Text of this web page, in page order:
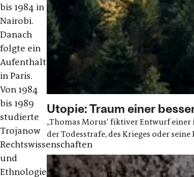
bis 1984 in
Nairobi.
Danach
folgte ein
Aufenthalt
in Paris.
Von 1984
bis 1989
studierte
Trojanow
Rechtswissenschaften
und
Ethnologie
Utopie: Traum einer
„Thomas Morus‘ fiktiver Entwurf
der Todesstrafe, des Krieges oder